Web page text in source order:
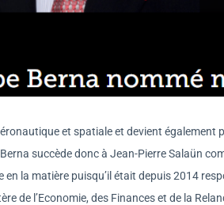
et spatiale et devient également
succède donc à Jean-Pierre Salaün
la matière puisqu’il était depuis 2014
de l’Economie, des Finances et de la